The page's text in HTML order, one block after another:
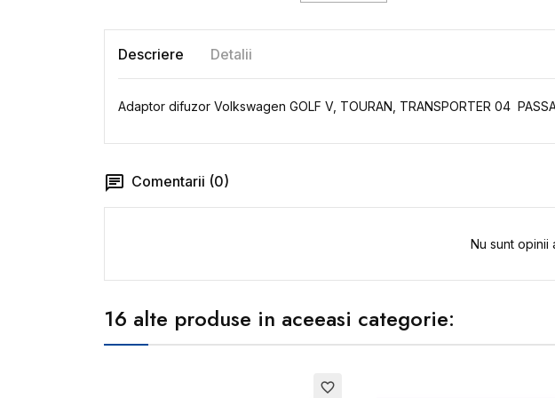
Descriere Detalii
Adaptor difuzor Volkswagen GOLF V, TOURAN, TRANSPORTER 04
Comentarii (0)
Nu sunt opinii
16 alte produse in aceeasi categorie:
favorite_border